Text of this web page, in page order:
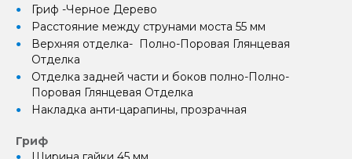
Гриф -Черное Дерево
Расстояние между струнами моста 55 мм
Верхняя отделка- Полно-Поровая Глянцевая
Отделка
Отделка задней части и боков полно-Полно-
Поровая Глянцевая Отделка
Накладка анти-царапины, прозрачная
Гриф